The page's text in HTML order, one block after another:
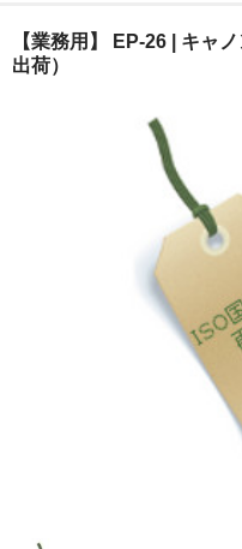
ホーム
特定商取引法に基づく表示
トナー・ドラム交換・修
【業務用】 EP-26 | キャ
出荷）